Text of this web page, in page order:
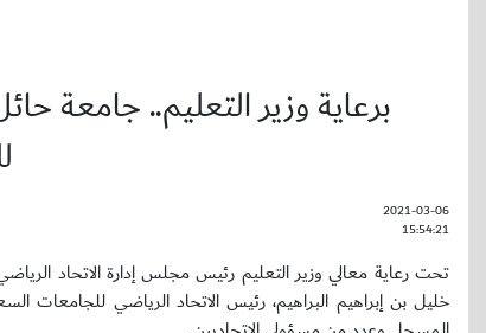
برعاية وزير التعليم.. جامعة
2021-03-06
15:54:21
تحت رعاية معالي وزير التعليم رئيس مجلس إدارة الاتحاد
خليل بن إبراهيم البراهيم، رئيس الاتحاد الرياضي للجامعات